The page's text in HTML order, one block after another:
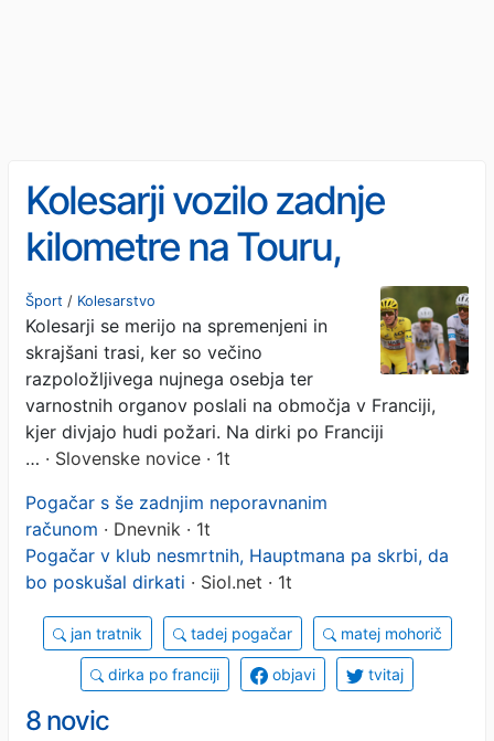
Kolesarji vozilo zadnje
kilometre na Touru,
Pogačar je tik pred velikim
uspehom
Šport / Kolesarstvo
Kolesarji se merijo na spremenjeni in
skrajšani trasi, ker so večino
razpoložljivega nujnega osebja ter
varnostnih organov poslali na območja v Franciji,
kjer divjajo hudi požari. Na dirki po Franciji
… · Slovenske novice · 1t
Pogačar s še zadnjim neporavnanim
računom · Dnevnik · 1t
Pogačar v klub nesmrtnih, Hauptmana pa skrbi, da
bo poskušal dirkati · Siol.net · 1t
jan tratnik tadej pogačar matej mohorič
dirka po franciji objavi tvitaj
8 novic